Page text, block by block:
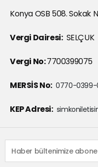
Konya OSB 508. Sokak
Vergi Dairesi:SELÇUK
Vergi No:7700399075
MERSİS No: 0770-0399-
KEP Adresi: